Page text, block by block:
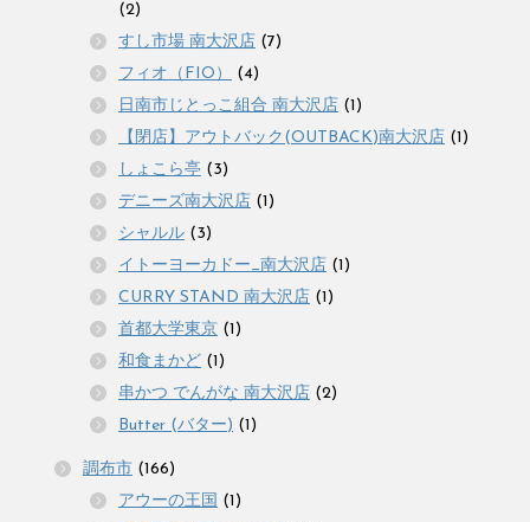
(2)
すし市場 南大沢店 (7)
フィオ（FIO）
(4)
日南市じとっこ組合 南大沢店 (1)
【閉店】アウトバック(OUTBACK)南大沢店 (1)
しょこら亭 (3)
デニーズ南大沢店 (1)
シャルル (3)
イトーヨーカドー_南大沢店 (1)
CURRY STAND 南大沢店 (1)
首都大学東京 (1)
和食まかど (1)
串かつ でんがな 南大沢店 (2)
Butter (バター) (1)
調布市 (166)
アウーの王国 (1)